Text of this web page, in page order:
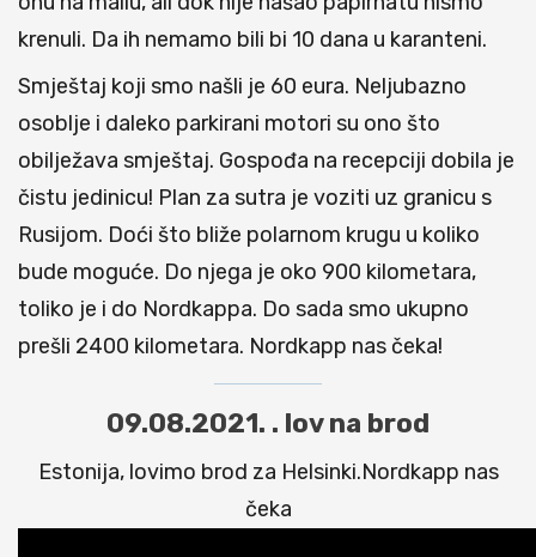
krenuli. Da ih nemamo bili bi 10 dana u karanteni.
Smještaj koji smo našli je 60 eura. Neljubazno
osoblje i daleko parkirani motori su ono što
obilježava smještaj. Gospođa na recepciji dobila je
čistu jedinicu! Plan za sutra je voziti uz granicu s
Rusijom. Doći što bliže polarnom krugu u koliko
bude moguće. Do njega je oko 900 kilometara,
toliko je i do Nordkappa. Do sada smo ukupno
prešli 2400 kilometara. Nordkapp nas čeka!
09.08.2021. . lov na brod
Estonija, lovimo brod za Helsinki.Nordkapp nas
čeka